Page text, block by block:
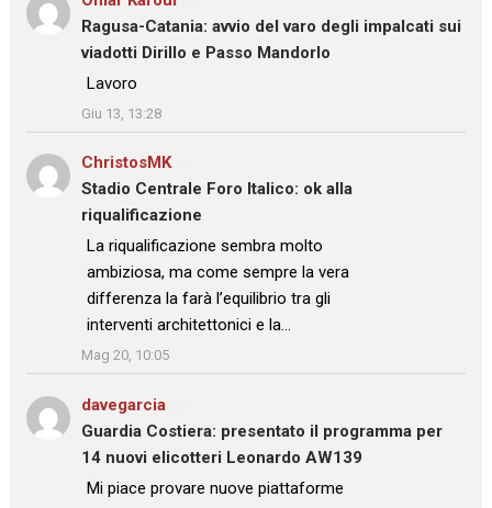
Ragusa-Catania: avvio del varo degli impalcati sui
viadotti Dirillo e Passo Mandorlo
: “Lavoro
”
Giu 13, 13:28
ChristosMKsu
Stadio Centrale Foro Italico: ok alla
riqualificazione
: “La riqualificazione sembra molto
ambiziosa, ma come sempre la vera
differenza la farà l’equilibrio tra gli
interventi architettonici e la…
”
Mag 20, 10:05
davegarcia
Guardia Costiera: presentato il programma per
14 nuovi elicotteri Leonardo AW139
: “
Mi piace provare nuove piattaforme